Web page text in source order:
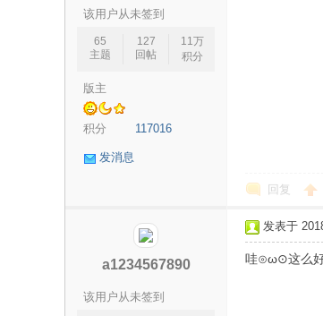
该用户从未签到
65
主题
127
回帖
11万
积分
版主
积分 117016
发消息
回复
a1234567890
该用户从未签到
发表于
哇⊙ω⊙这么